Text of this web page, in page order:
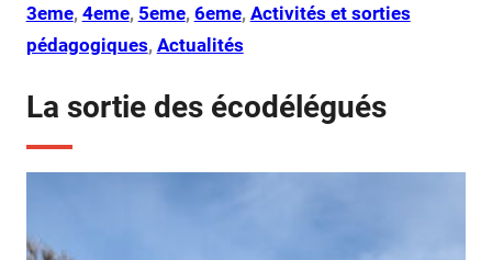
3eme, 4eme, 5eme, 6eme, Activités et sorties
pédagogiques, Actualités
La sortie des écodélégués